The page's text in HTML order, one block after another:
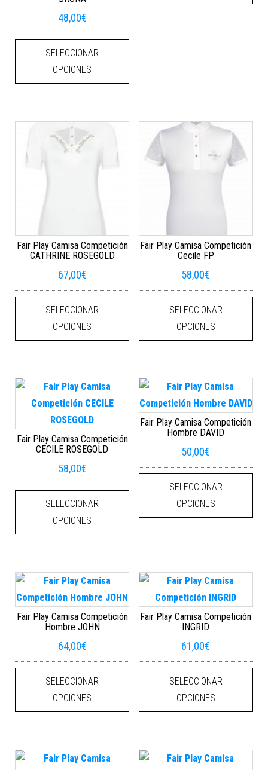
48,00€
SELECCIONAR
OPCIONES
Este producto tiene múltiples
Fair Play Camisa Competición
CATHRINE ROSEGOLD
67,00€
SELECCIONAR
OPCIONES
Este producto tiene múltiples
Fair Play Camisa Competición
Cecile FP
58,00€
SELECCIONAR
OPCIONES
Fair Play Camisa Competición
CECILE ROSEGOLD
58,00€
SELECCIONAR
OPCIONES
Este producto tiene múltiples
Fair Play Camisa Competición
Hombre DAVID
50,00€
SELECCIONAR
OPCIONES
Fair Play Camisa Competición
Hombre JOHN
64,00€
SELECCIONAR
OPCIONES
Este producto tiene múltiples
Fair Play Camisa Competición
INGRID
61,00€
SELECCIONAR
OPCIONES